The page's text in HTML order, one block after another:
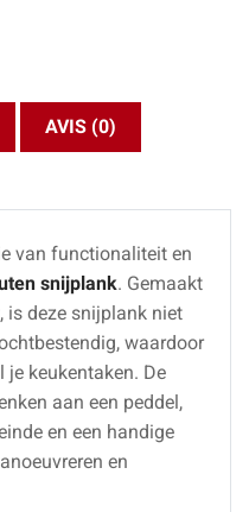
AVIS (0)
van functionaliteit en
snijplank. Gemaakt
deze snijplank niet
waardoor
je keukentaken. De
aan een peddel,
en een handige
en